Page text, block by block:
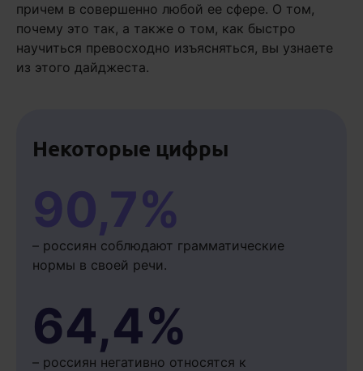
причем в совершенно любой ее сфере. О том,
почему это так, а также о том, как быстро
научиться превосходно изъясняться, вы узнаете
из этого дайджеста.
Некоторые цифры
90,7%
– россиян соблюдают грамматические
нормы в своей речи.
64,4%
– россиян негативно относятся к